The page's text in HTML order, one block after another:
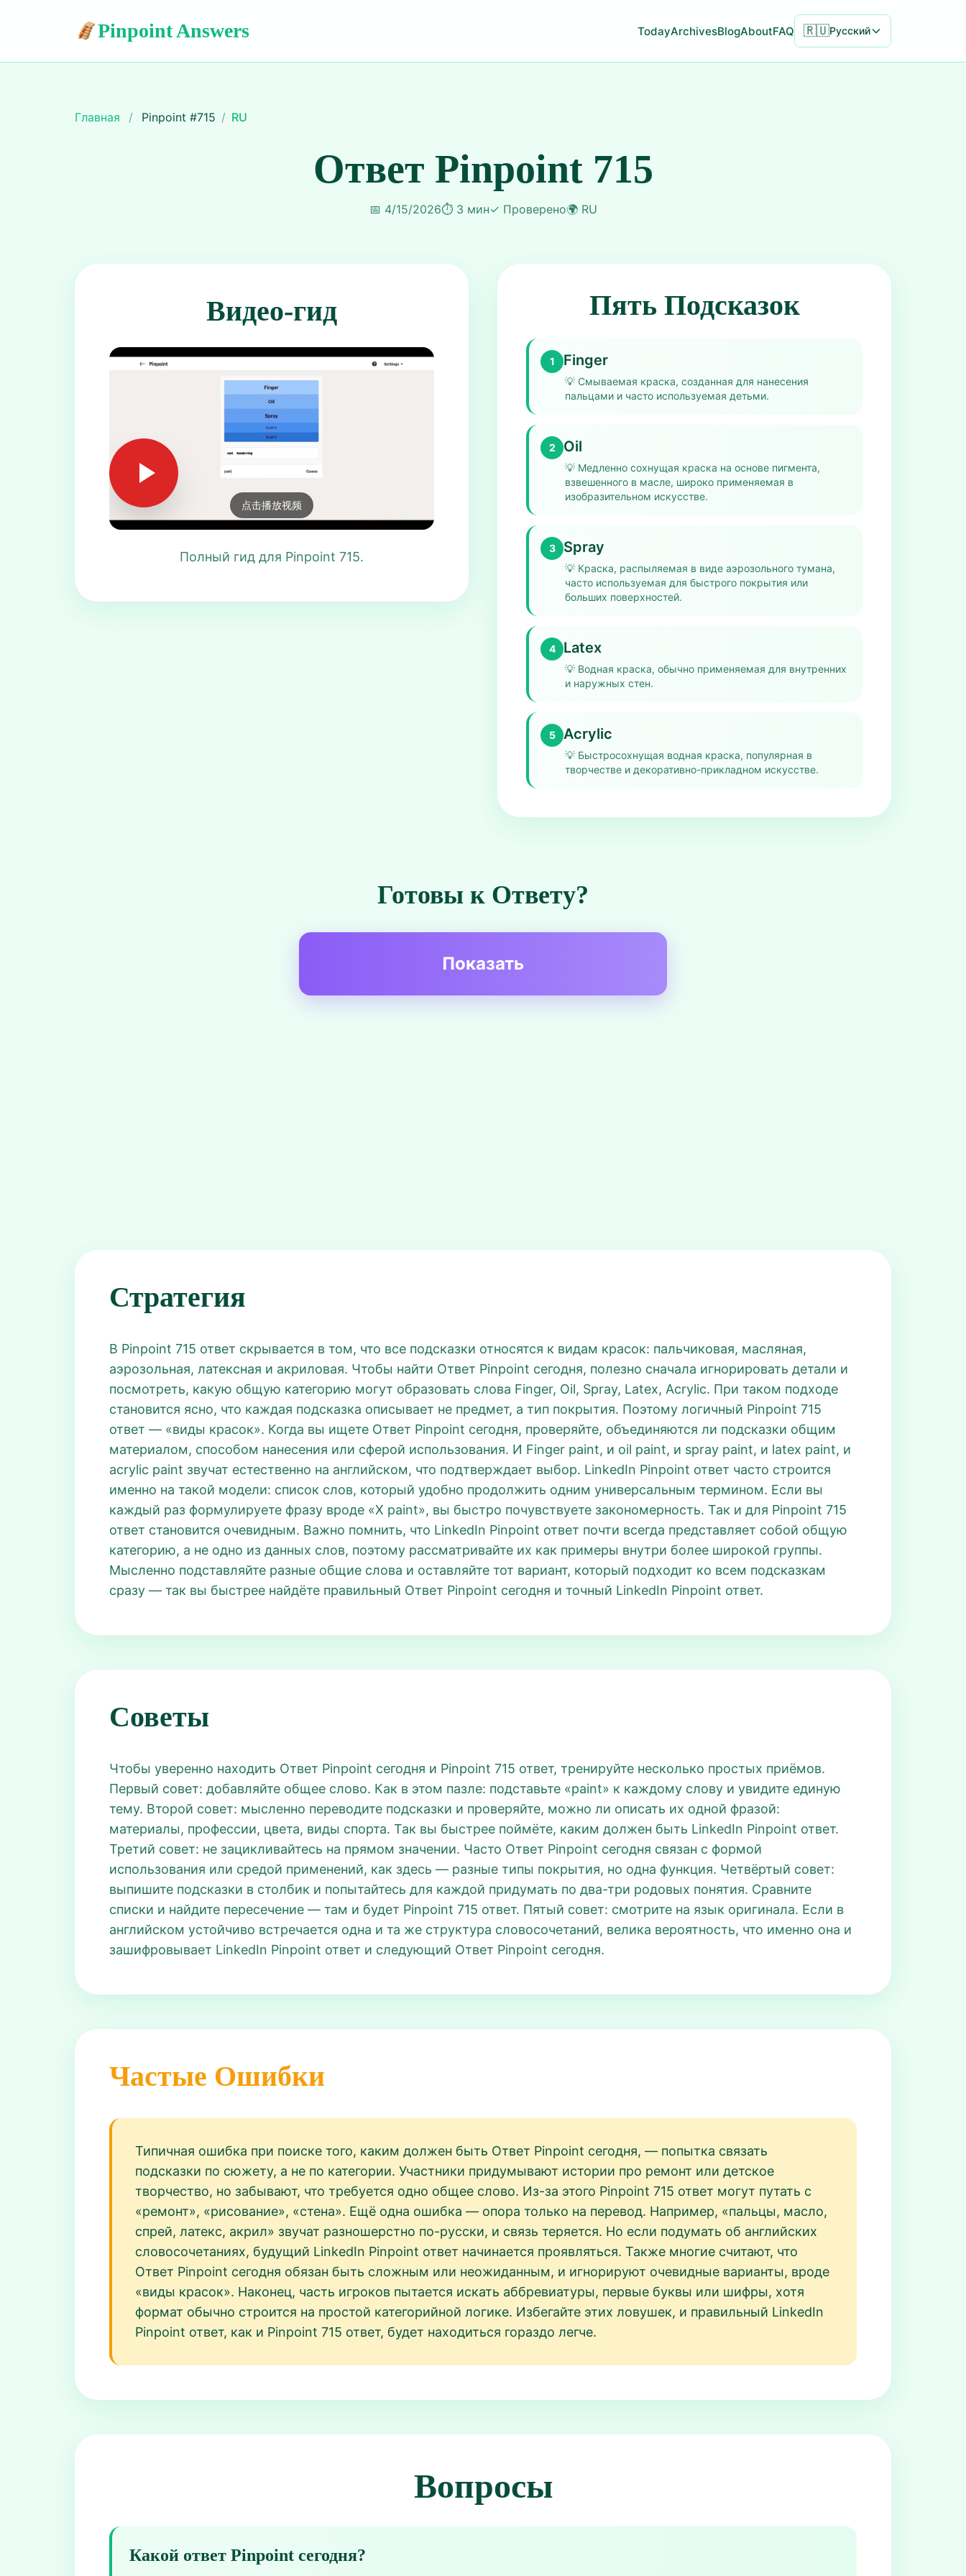
Pinpoint Answers TodayArchivesBlogAboutFAQ 🇷🇺Русский
Главная / Pinpoint #715 / RU
Ответ Pinpoint 715
📅 4/15/2026⏱️ 3 мин✓ Проверено🌍 RU
Видео-гид
点击播放视频
Полный гид для Pinpoint 715.
Пять Подсказок
1 Finger
💡 Смываемая краска, созданная для нанесения
пальцами и часто используемая детьми.
2 Oil
💡 Медленно сохнущая краска на основе пигмента,
взвешенного в масле, широко применяемая в
изобразительном искусстве.
3 Spray
💡 Краска, распыляемая в виде аэрозольного тумана,
часто используемая для быстрого покрытия или
больших поверхностей.
4 Latex
💡 Водная краска, обычно применяемая для внутренних
и наружных стен.
5 Acrylic
💡 Быстросохнущая водная краска, популярная в
творчестве и декоративно-прикладном искусстве.
Готовы к Ответу?
Показать
Стратегия
В Pinpoint 715 ответ скрывается в том, что все подсказки относятся к видам красок: пальчиковая, масляная,
аэрозольная, латексная и акриловая. Чтобы найти Ответ Pinpoint сегодня, полезно сначала игнорировать детали и
посмотреть, какую общую категорию могут образовать слова Finger, Oil, Spray, Latex, Acrylic. При таком подходе
становится ясно, что каждая подсказка описывает не предмет, а тип покрытия. Поэтому логичный Pinpoint 715
ответ — «виды красок». Когда вы ищете Ответ Pinpoint сегодня, проверяйте, объединяются ли подсказки общим
материалом, способом нанесения или сферой использования. И Finger paint, и oil paint, и spray paint, и latex paint, и
acrylic paint звучат естественно на английском, что подтверждает выбор. LinkedIn Pinpoint ответ часто строится
именно на такой модели: список слов, который удобно продолжить одним универсальным термином. Если вы
каждый раз формулируете фразу вроде «X paint», вы быстро почувствуете закономерность. Так и для Pinpoint 715
ответ становится очевидным. Важно помнить, что LinkedIn Pinpoint ответ почти всегда представляет собой общую
категорию, а не одно из данных слов, поэтому рассматривайте их как примеры внутри более широкой группы.
Мысленно подставляйте разные общие слова и оставляйте тот вариант, который подходит ко всем подсказкам
сразу — так вы быстрее найдёте правильный Ответ Pinpoint сегодня и точный LinkedIn Pinpoint ответ.
Советы
Чтобы уверенно находить Ответ Pinpoint сегодня и Pinpoint 715 ответ, тренируйте несколько простых приёмов.
Первый совет: добавляйте общее слово. Как в этом пазле: подставьте «paint» к каждому слову и увидите единую
тему. Второй совет: мысленно переводите подсказки и проверяйте, можно ли описать их одной фразой:
материалы, профессии, цвета, виды спорта. Так вы быстрее поймёте, каким должен быть LinkedIn Pinpoint ответ.
Третий совет: не зацикливайтесь на прямом значении. Часто Ответ Pinpoint сегодня связан с формой
использования или средой применений, как здесь — разные типы покрытия, но одна функция. Четвёртый совет:
выпишите подсказки в столбик и попытайтесь для каждой придумать по два-три родовых понятия. Сравните
списки и найдите пересечение — там и будет Pinpoint 715 ответ. Пятый совет: смотрите на язык оригинала. Если в
английском устойчиво встречается одна и та же структура словосочетаний, велика вероятность, что именно она и
зашифровывает LinkedIn Pinpoint ответ и следующий Ответ Pinpoint сегодня.
Частые Ошибки
Типичная ошибка при поиске того, каким должен быть Ответ Pinpoint сегодня, — попытка связать
подсказки по сюжету, а не по категории. Участники придумывают истории про ремонт или детское
творчество, но забывают, что требуется одно общее слово. Из-за этого Pinpoint 715 ответ могут путать с
«ремонт», «рисование», «стена». Ещё одна ошибка — опора только на перевод. Например, «пальцы, масло,
спрей, латекс, акрил» звучат разношерстно по-русски, и связь теряется. Но если подумать об английских
словосочетаниях, будущий LinkedIn Pinpoint ответ начинается проявляться. Также многие считают, что
Ответ Pinpoint сегодня обязан быть сложным или неожиданным, и игнорируют очевидные варианты, вроде
«виды красок». Наконец, часть игроков пытается искать аббревиатуры, первые буквы или шифры, хотя
формат обычно строится на простой категорийной логике. Избегайте этих ловушек, и правильный LinkedIn
Pinpoint ответ, как и Pinpoint 715 ответ, будет находиться гораздо легче.
Вопросы
Какой ответ Pinpoint сегодня?